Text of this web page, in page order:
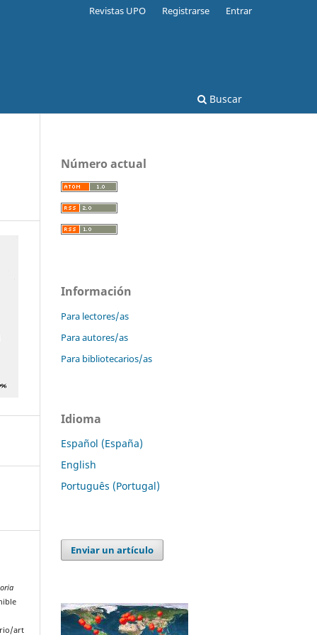
Buscar
Revistas UPO Registrarse Entrar
art
Número actual
Información
Para lectores/as
Para autores/as
Para bibliotecarios/as
Idioma
Español (España)
English
Português (Portugal)
Enviar un artículo